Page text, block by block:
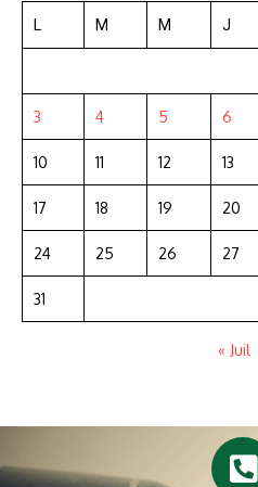
L M M J
3 4 5 6
10 11 12 13
17 18 19 20
24 25 26 27
31
« Juil